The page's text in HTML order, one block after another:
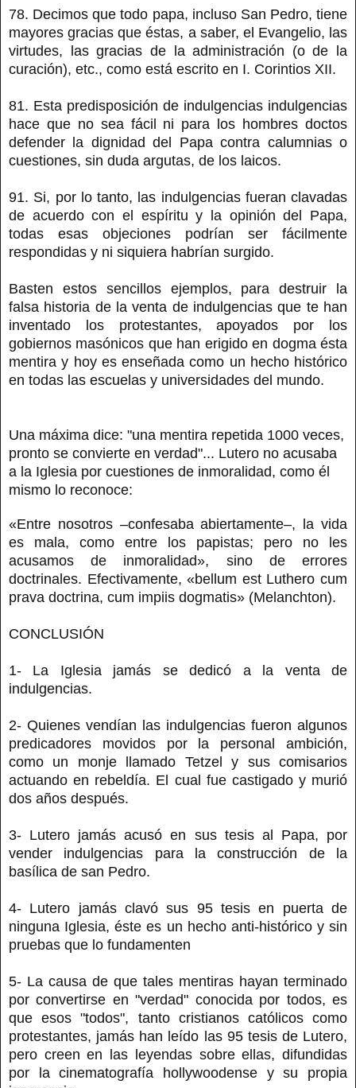
78. Decimos que todo papa, incluso San Pedro, tiene
mayores gracias que éstas, a saber, el Evangelio, las
virtudes, las gracias de la administración (o de la
curación), etc., como está escrito en I. Corintios XII.
81. Esta predisposición de indulgencias indulgencias
hace que no sea fácil ni para los hombres doctos
defender la dignidad del Papa contra calumnias o
cuestiones, sin duda argutas, de los laicos.
91. Si, por lo tanto, las indulgencias fueran clavadas
de acuerdo con el espíritu y la opinión del Papa,
todas esas objeciones podrían ser fácilmente
respondidas y ni siquiera habrían surgido.
Basten estos sencillos ejemplos, para destruir la
falsa historia de la venta de indulgencias que te han
inventado los protestantes, apoyados por los
gobiernos masónicos que han erigido en dogma ésta
mentira y hoy es enseñada como un hecho histórico
en todas las escuelas y universidades del mundo.
Una máxima dice: "una mentira repetida 1000 veces,
pronto se convierte en verdad"... Lutero no acusaba
a la Iglesia por cuestiones de inmoralidad, como él
mismo lo reconoce:
«Entre nosotros –confesaba abiertamente–, la vida
es mala, como entre los papistas; pero no les
acusamos de inmoralidad», sino de errores
doctrinales. Efectivamente, «bellum est Luthero cum
prava doctrina, cum impiis dogmatis» (Melanchton).
CONCLUSIÓN
1- La Iglesia jamás se dedicó a la venta de
indulgencias.
2- Quienes vendían las indulgencias fueron algunos
predicadores movidos por la personal ambición,
como un monje llamado Tetzel y sus comisarios
actuando en rebeldía. El cual fue castigado y murió
dos años después.
3- Lutero jamás acusó en sus tesis al Papa, por
vender indulgencias para la construcción de la
basílica de san Pedro.
4- Lutero jamás clavó sus 95 tesis en puerta de
ninguna Iglesia, éste es un hecho anti-histórico y sin
pruebas que lo fundamenten
5- La causa de que tales mentiras hayan terminado
por convertirse en "verdad" conocida por todos, es
que esos "todos", tanto cristianos católicos como
protestantes, jamás han leído las 95 tesis de Lutero,
pero creen en las leyendas sobre ellas, difundidas
por la cinematografía hollywoodense y su propia